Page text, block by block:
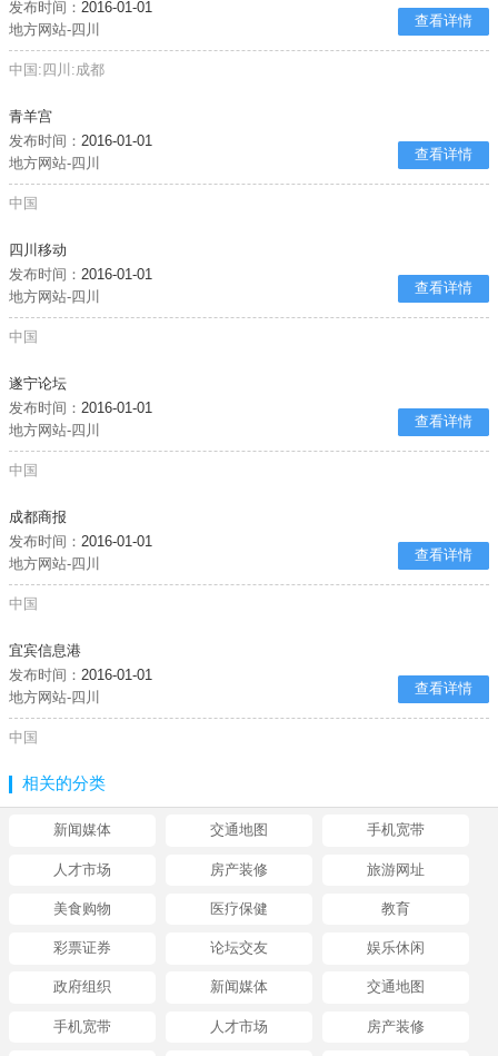
发布时间：2016-01-01
地方网站-四川
查看详情
中国:四川:成都
青羊宫
发布时间：2016-01-01
地方网站-四川
查看详情
中国
四川移动
发布时间：2016-01-01
地方网站-四川
查看详情
中国
遂宁论坛
发布时间：2016-01-01
地方网站-四川
查看详情
中国
成都商报
发布时间：2016-01-01
地方网站-四川
查看详情
中国
宜宾信息港
发布时间：2016-01-01
地方网站-四川
查看详情
中国
相关的分类
新闻媒体 交通地图 手机宽带
人才市场 房产装修 旅游网址
美食购物 医疗保健 教育
彩票证券 论坛交友 娱乐休闲
政府组织 新闻媒体 交通地图
手机宽带 人才市场 房产装修